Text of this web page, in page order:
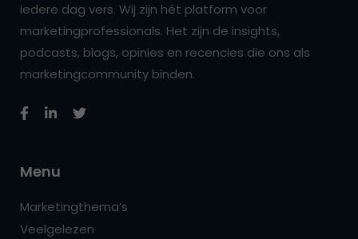
iedere dag vers. Wij zijn hét platform voor
marketingprofessionals. Het zijn de insights,
podcasts, blogs, opinies en recencies die ons als
marketingcommunity binden.
Menu
Marketingthema’s
Veelgelezen